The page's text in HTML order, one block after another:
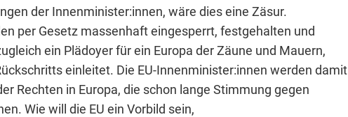
der Innenminister:innen, wäre dies eine Zäsur.
per Gesetz massenhaft eingesperrt, festgehalten und
ein Plädoyer für ein Europa der Zäune und Mauern,
einleitet. Die EU-Innenminister:innen werden damit
Rechten in Europa, die schon lange Stimmung gegen
Wie will die EU ein Vorbild sein,